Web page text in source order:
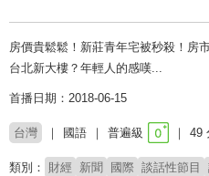
房價貴鬆鬆！新莊青年宅被秒殺！房
台北新大樓？年輕人的感嘆...
首播日期：2018-06-15
台灣 國語 普遍級 49
類別： 財經 新聞 國際 談話性節目